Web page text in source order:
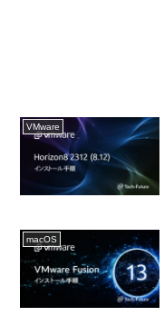
VMware
macOS